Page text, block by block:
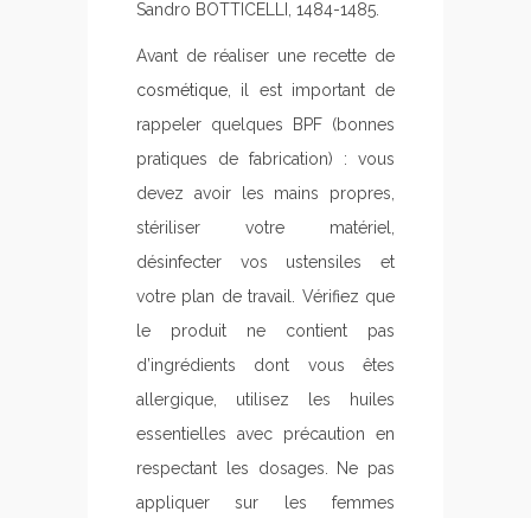
Sandro BOTTICELLI, 1484-1485.
Avant de réaliser une recette de
cosmétique , il est important de
rappeler quelques BPF (bonnes
pratiques de fabrication) : vous
devez avoir les mains propres,
stériliser votre matériel,
désinfecter vos ustensiles et
votre plan de travail. Vérifiez que
le produit ne contient pas
d’ingrédients dont vous êtes
allergique, utilisez les huiles
essentielles avec précaution en
respectant les dosages. Ne pas
appliquer sur les femmes